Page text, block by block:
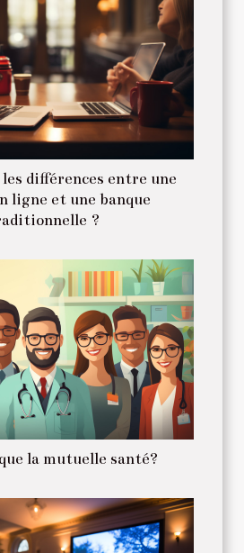
différences entre une
ligne et une banque
?
la mutuelle santé?